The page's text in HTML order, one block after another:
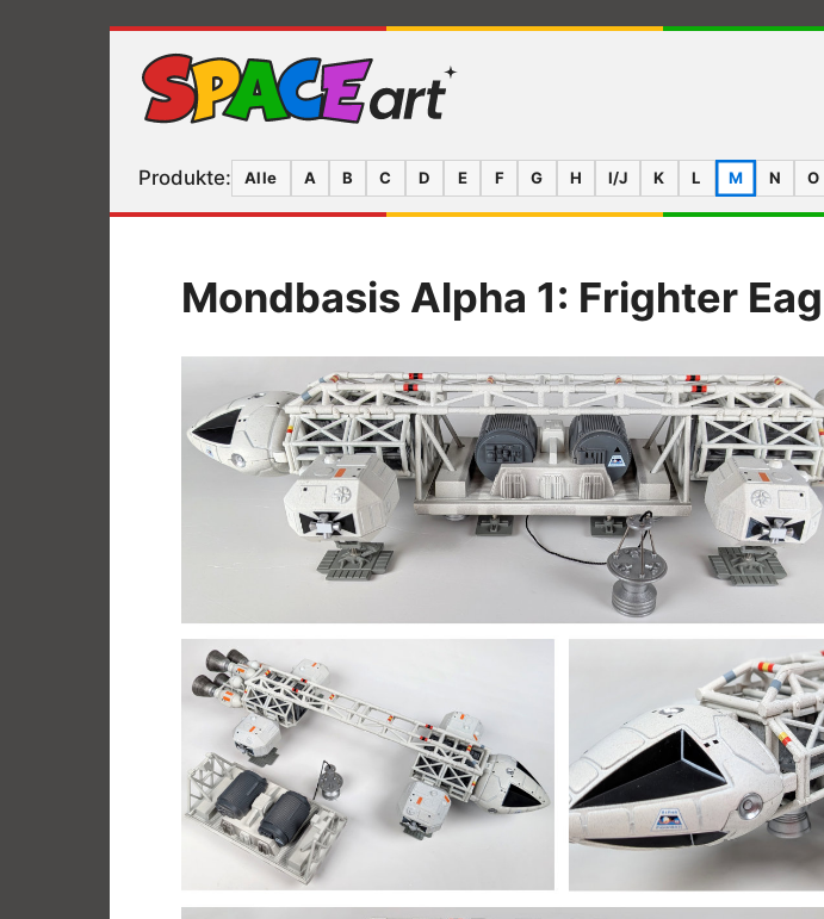
Produkte: Alle A B C D E F G H I/J K L M N O
Mondbasis Alpha 1: Frighter